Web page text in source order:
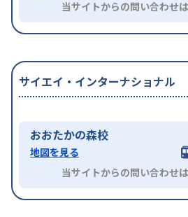
当サイトからの問い合わせ
サイエイ・インターナショナル
おおたかの森校
地図を見る
当サイトからの問い合わせ